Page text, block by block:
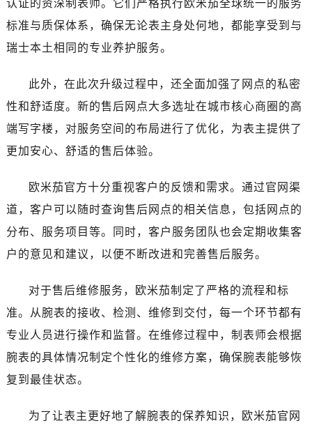
湖北省襄阳市樊城区长虹路与人民路交叉口售后服务中心（需提前预约）
湖北省孝感市孝南区复兴大道售后服务中心（需提前预约）
湖南省郴州市北湖区国庆北路售后服务中心（需提前预约）
湖南省衡阳市雁峰区解放路售后服务中心（需提前预约）
湖南省怀化市鹤城区迎丰中路售后服务中心（需提前预约）
湖南省湘潭市雨湖区莲城大道售后服务中心（需提前预约）
湖南省岳阳市岳阳楼区东茅岭路售后服务中心（需提前预约）
湖南省株洲市芦淞区建设南路售后服务中心（需提前预约）
甘肃省白银市白银区北京路售后服务中心（需提前预约）
甘肃省定西市安定区解放路售后服务中心（需提前预约）
甘肃省敦煌市沙州镇阳关中路售后服务中心（需提前预约）
甘肃省合作市人民街售后服务中心（需提前预约）
甘肃省金昌市金川区北京路售后服务中心（需提前预约）
认证的资深制表师。它们严格执行欧米茄全球统一的服务
标准与质保体系，确保无论表主身处何地，都能享受到与
瑞士本土相同的专业养护服务。
此外，在此次升级过程中，还全面加强了网点的私密
性和舒适度。新的售后网点大多选址在城市核心商圈的高
端写字楼，对服务空间的布局进行了优化，为表主提供了
更加安心、舒适的售后体验。
欧米茄官方十分重视客户的反馈和需求。通过官网渠
道，客户可以随时查询售后网点的相关信息，包括网点的
分布、服务项目等。同时，客户服务团队也会定期收集客
户的意见和建议，以便不断改进和完善售后服务。
对于售后维修服务，欧米茄制定了严格的流程和标
准。从腕表的接收、检测、维修到交付，每一个环节都有
专业人员进行操作和监督。在维修过程中，制表师会根据
腕表的具体情况制定个性化的维修方案，确保腕表能够恢
复到最佳状态。
为了让表主更好地了解腕表的保养知识，欧米茄官网